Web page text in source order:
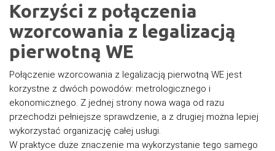
Korzyści z połączenia
wzorcowania z legalizacją
pierwotną WE
Połączenie wzorcowania z legalizacją pierwotną WE jest
korzystne z dwóch powodów: metrologicznego i
ekonomicznego. Z jednej strony nowa waga od razu
przechodzi pełniejsze sprawdzenie, a z drugiej można lepiej
wykorzystać organizację całej usługi.
W praktyce duże znaczenie ma wykorzystanie tego samego